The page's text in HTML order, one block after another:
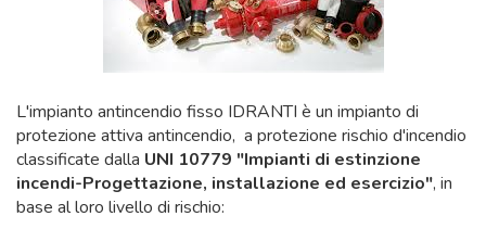
L'impianto antincendio fisso IDRANTI è un impianto di
protezione attiva antincendio, a protezione rischio d'incendio
classificate dalla UNI 10779 "Impianti di estinzione
incendi-Progettazione, installazione ed esercizio", in
base al loro livello di rischio: